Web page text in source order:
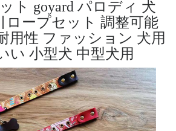
ト goyard パロディ 犬
ロープセット 調整可能
用性 ファッション 犬用
い 小型犬 中型犬用